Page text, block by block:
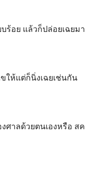
ร้อย แล้วก็ปล่อยเฉยม
ให้แต่ก็นิ่งเฉยเช่นกัน
ศาลด้วยตนเองหรือ